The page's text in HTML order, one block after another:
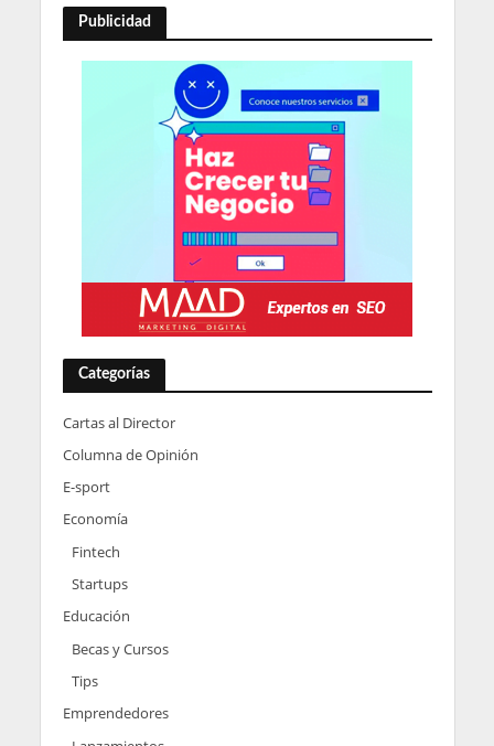
Publicidad
Categorías
Cartas al Director
Columna de Opinión
E-sport
Economía
Fintech
Startups
Educación
Becas y Cursos
Tips
Emprendedores